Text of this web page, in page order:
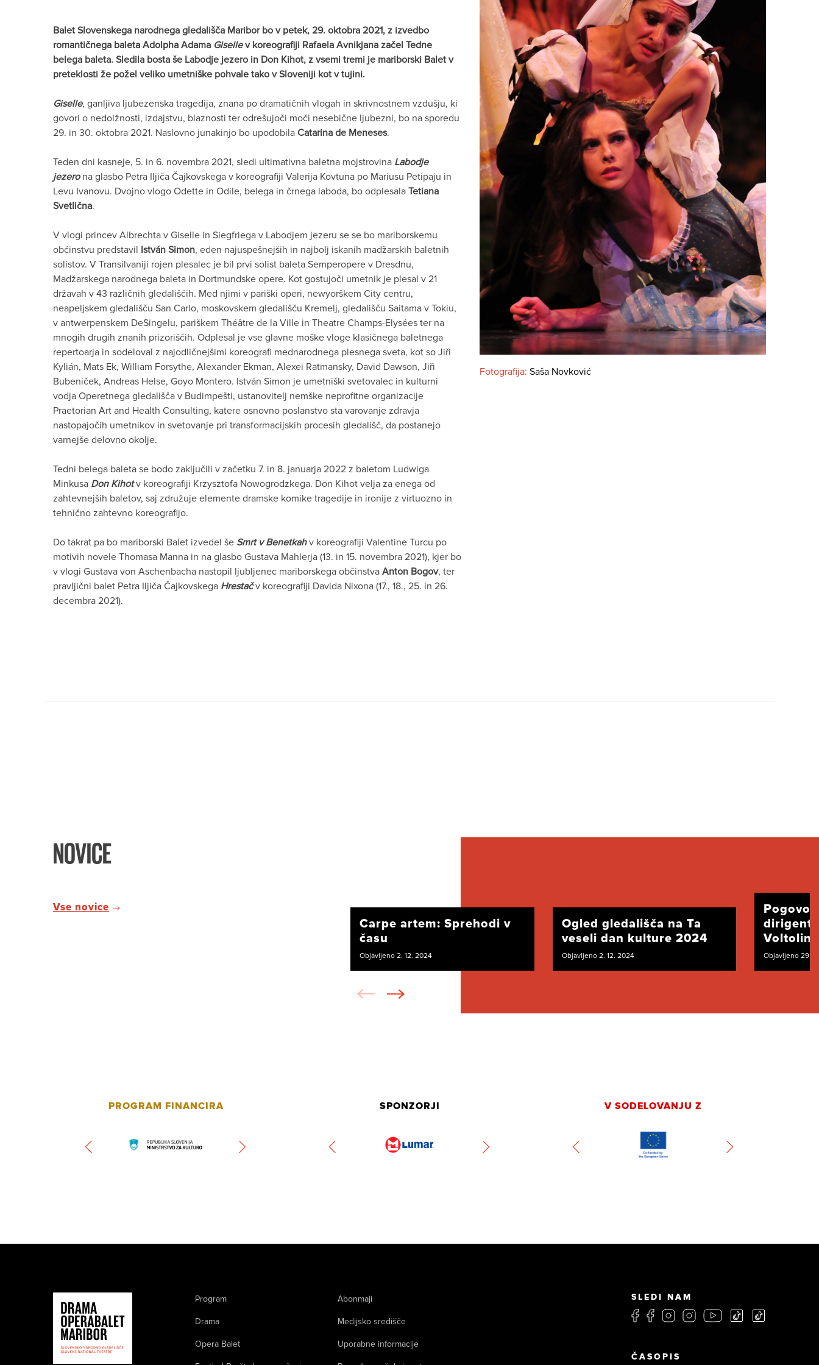
Balet Slovenskega narodnega gledališča Maribor bo v petek, 29. oktobra 2021, z izvedbo
romantičnega baleta Adolpha Adama Gisellev koreografiji Rafaela Avnikjana začel Tedne
belega baleta. Sledila bosta še Labodje jezero in Don Kihot, z vsemi tremi je mariborski Balet v
preteklosti že požel veliko umetniške pohvale tako v Sloveniji kot v tujini.
Giselle, ganljiva ljubezenska tragedija, znana po dramatičnih vlogah in skrivnostnem vzdušju, ki
govori o nedolžnosti, izdajstvu, blaznosti ter odrešujoči moči nesebične ljubezni, bo na sporedu
29. in 30. oktobra 2021. Naslovno junakinjo bo upodobila Catarina de Meneses.
Teden dni kasneje, 5. in 6. novembra 2021, sledi ultimativna baletna mojstrovina Labodje
jezerona glasbo Petra Iljiča Čajkovskega v koreografiji Valerija Kovtuna po Mariusu Petipaju in
Levu Ivanovu. Dvojno vlogo Odette in Odile, belega in črnega laboda, bo odplesala Tetiana
Svetlična.
V vlogi princev Albrechta v Giselle in Siegfriega v Labodjem jezeru se se bo mariborskemu
občinstvu predstavil István Simon, eden najuspešnejših in najbolj iskanih madžarskih baletnih
solistov. V Transilvaniji rojen plesalec je bil prvi solist baleta Semperopere v Dresdnu,
Madžarskega narodnega baleta in Dortmundske opere. Kot gostujoči umetnik je plesal v 21
državah v 43 različnih gledališčih. Med njimi v pariški operi, newyorškem City centru,
neapeljskem gledališču San Carlo, moskovskem gledališču Kremelj, gledališču Saitama v Tokiu,
v antwerpenskem DeSingelu, pariškem Théâtre de la Ville in Theatre Champs-Elysées ter na
mnogih drugih znanih prizoriščih. Odplesal je vse glavne moške vloge klasičnega baletnega
repertoarja in sodeloval z najodličnejšimi koreografi mednarodnega plesnega sveta, kot so Jiři
Kylián, Mats Ek, William Forsythe, Alexander Ekman, Alexei Ratmansky, David Dawson, Jiři
Bubeniček, Andreas Helse, Goyo Montero. István Simon je umetniški svetovalec in kulturni
vodja Operetnega gledališča v Budimpešti, ustanovitelj nemške neprofitne organizacije
Praetorian Art and Health Consulting, katere osnovno poslanstvo sta varovanje zdravja
nastopajočih umetnikov in svetovanje pri transformacijskih procesih gledališč, da postanejo
varnejše delovno okolje.
Tedni belega baleta se bodo zaključili v začetku 7. in 8. januarja 2022 z baletom Ludwiga
Minkusa Don Kihotv koreografiji Krzysztofa Nowogrodzkega. Don Kihot velja za enega od
zahtevnejših baletov, saj združuje elemente dramske komike tragedije in ironije z virtuozno in
tehnično zahtevno koreografijo.
Do takrat pa bo mariborski Balet izvedel še Smrt v Benetkahv koreografiji Valentine Turcu po
motivih novele Thomasa Manna in na glasbo Gustava Mahlerja (13. in 15. novembra 2021), kjer bo
v vlogi Gustava von Aschenbacha nastopil ljubljenec mariborskega občinstva Anton Bogov, ter
pravljični balet Petra Iljiča Čajkovskega Hrestačv koreografiji Davida Nixona (17., 18., 25. in 26.
decembra 2021).
Fotografija: Saša Novković
NOVICE
Vse novice
Carpe artem: Sprehodi v
času
Objavljeno 2. 12. 2024
Ogled gledališča na Ta
veseli dan kulture 2024
Objavljeno 2. 12. 2024 Objavljeno 29.
PROGRAM FINANCIRA SPONZORJI V SODELOVANJU Z
Program
Drama
Opera Balet
Abonmaji
Medijsko središče
Uporabne informacije
SLEDI NAM
ČASOPIS